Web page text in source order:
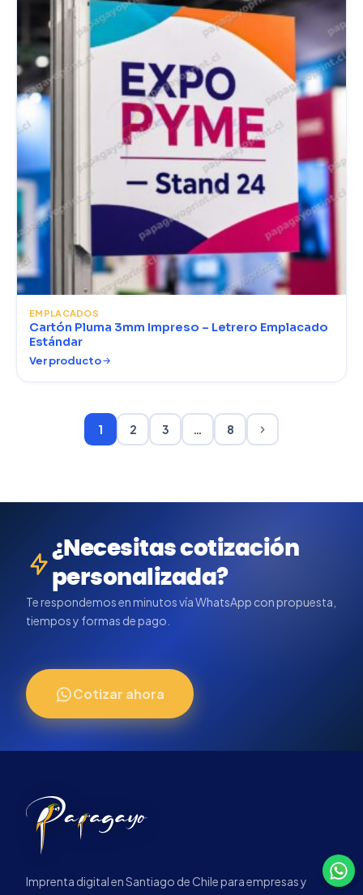
EMPLACADOS
Cartón Pluma 3mm Impreso – Letrero Emplacado
Estándar
Ver producto
1 2 3 … 8
¿Necesitas cotización
personalizada?
Te respondemos en minutos vía WhatsApp con propuesta,
tiempos y formas de pago.
Cotizar ahora
Imprenta digital en Santiago de Chile para empresas y